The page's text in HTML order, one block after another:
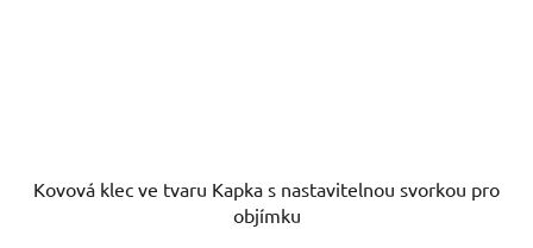
Kovová klec ve tvaru Kapka s nastavitelnou svorkou pro
objímku